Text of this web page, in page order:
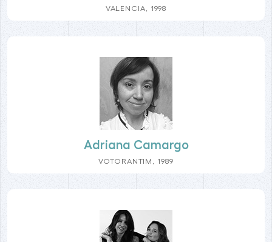
VALENCIA, 1998
Adriana Camargo
VOTORANTIM, 1989